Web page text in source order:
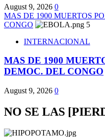
August 9, 2026 0
MAS DE 1900 MUERTOS
CONGO
5
INTERNACIONAL
MAS DE 1900
DEMOC. DEL CONGO
August 9, 2026 0
NO SE LAS